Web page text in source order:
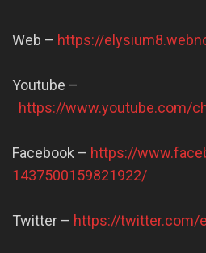
Web – https://
Youtube –
https://www.youtube.com/
Facebook – https://
1437500159821922/
Twitter – https://twitter.com/